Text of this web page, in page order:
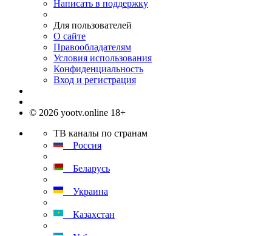
Написать в поддержку
Для пользователей
О сайте
Правообладателям
Условия использования
Конфиденциальность
Вход и регистрация
© 2026 yootv.online 18+
ТВ каналы по странам
Россия
Беларусь
Украина
Казахстан